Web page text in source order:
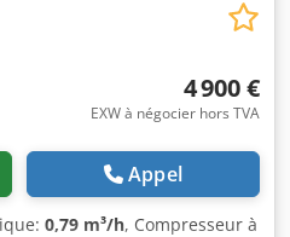
4 900 €
EXW à négocier hors TVA
Appel
0,79 m³/h, Compresseur à